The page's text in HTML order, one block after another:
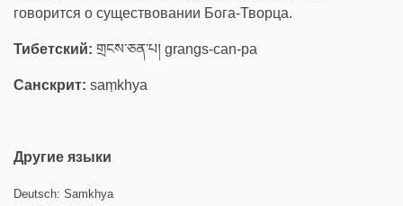
говорится о существовании Бога-Творца.
Тибетский: གྲངས་ཅན་པ། grangs-can-pa
Санскрит: saṃkhya
Другие языки
Deutsch: Samkhya